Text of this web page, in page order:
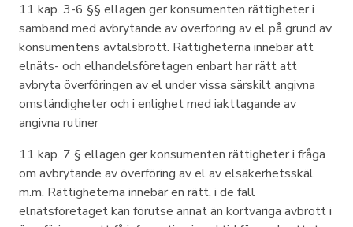
11 kap. 3-6 §§ ellagen ger konsumenten rättigheter i
samband med avbrytande av överföring av el på grund av
konsumentens avtalsbrott. Rättigheterna innebär att
elnäts- och elhandelsföretagen enbart har rätt att
avbryta överföringen av el under vissa särskilt angivna
omständigheter och i enlighet med iakttagande av
angivna rutiner
11 kap. 7 § ellagen ger konsumenten rättigheter i fråga
om avbrytande av överföring av el av elsäkerhetsskäl
m.m. Rättigheterna innebär en rätt, i de fall
elnätsföretaget kan förutse annat än kortvariga avbrott i